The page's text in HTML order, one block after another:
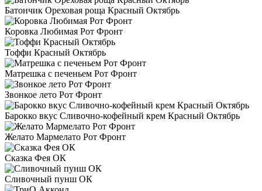
Батончик Ореховая роща Красный Октябрь
Коровка Любимая Рот Фронт
Тоффи Красный Октябрь
Матрешка с печеньем Рот Фронт
Звонкое лето Рот Фронт
Барокко вкус Сливочно-кофейный крем Красный Октябрь
Желато Мармелато Рот Фронт
Сказка Фея ОК
Сливочный пунш ОК